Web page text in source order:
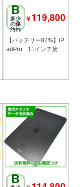
B
多少
の傷
汚れ
￥119,800
【バッテリー82%】iP
adPro 11インチ第5
B